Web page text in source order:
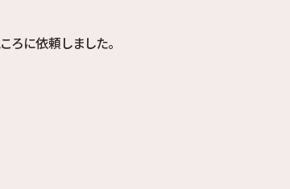
ろに依頼しました。